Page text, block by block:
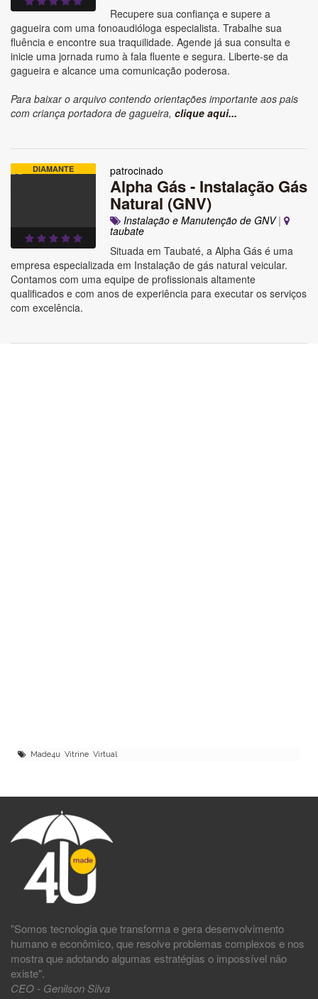
Recupere sua confiança e supere a
gagueira com uma fonoaudióloga especialista. Trabalhe sua
fluência e encontre sua traquilidade. Agende já sua consulta e
inicie uma jornada rumo à fala fluente e segura. Liberte-se da
gagueira e alcance uma comunicação poderosa.
Para baixar o arquivo contendo orientações importante aos pais
com criança portadora de gagueira, clique aqui...
DIAMANTE patrocinado
Alpha Gás - Instalação Gás
Natural (GNV)
Instalação e Manutenção de GNV|
taubate
Situada em Taubaté, a Alpha Gás é uma
empresa especializada em Instalação de gás natural veicular.
Contamos com uma equipe de profissionais altamente
qualificados e com anos de experiência para executar os serviços
com excelência.
Made4u Vitrine Virtual
"Somos tecnologia que transforma e gera desenvolvimento
humano e econômico, que resolve problemas complexos e nos
mostra que adotando algumas estratégias o impossível não
existe".
CEO - Genilson Silva